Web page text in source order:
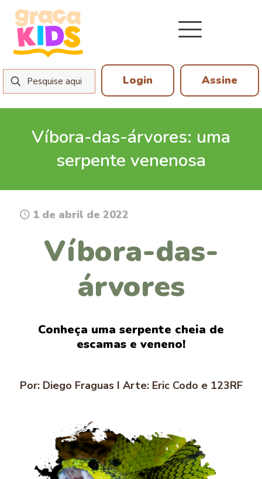
Login Assine
Víbora-das-árvores: uma
serpente venenosa
1 de abril de 2022
Víbora-das-
árvores
Conheça uma serpente cheia de
escamas e veneno!
Por: Diego Fraguas I Arte: Eric Codo e 123RF